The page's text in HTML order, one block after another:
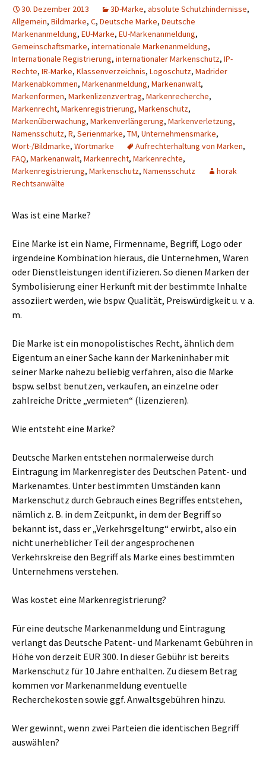
30. Dezember 2013 3D-Marke, absolute Schutzhindernisse,
Allgemein, Bildmarke, C, Deutsche Marke, Deutsche
Markenanmeldung, EU-Marke, EU-Markenanmeldung,
Gemeinschaftsmarke, internationale Markenanmeldung,
Internationale Registrierung, internationaler Markenschutz, IP-
Rechte, IR-Marke, Klassenverzeichnis, Logoschutz, Madrider
Markenabkommen, Markenanmeldung, Markenanwalt,
Markenformen, Markenlizenzvertrag, Markenrecherche,
Markenrecht, Markenregistrierung, Markenschutz,
Markenüberwachung, Markenverlängerung, Markenverletzung,
Namensschutz, R, Serienmarke, TM, Unternehmensmarke,
Wort-/Bildmarke, Wortmarke Aufrechterhaltung von Marken,
FAQ, Markenanwalt, Markenrecht, Markenrechte,
Markenregistrierung, Markenschutz, Namensschutz
horak
Rechtsanwälte
Was ist eine Marke?
Eine Marke ist ein Name, Firmenname, Begriff, Logo oder
irgendeine Kombination hieraus, die Unternehmen, Waren
oder Dienstleistungen identifizieren. So dienen Marken der
Symbolisierung einer Herkunft mit der bestimmte Inhalte
assoziiert werden, wie bspw. Qualität, Preiswürdigkeit u. v. a.
m.
Die Marke ist ein monopolistisches Recht, ähnlich dem
Eigentum an einer Sache kann der Markeninhaber mit
seiner Marke nahezu beliebig verfahren, also die Marke
bspw. selbst benutzen, verkaufen, an einzelne oder
zahlreiche Dritte „vermieten“ (lizenzieren).
Wie entsteht eine Marke?
Deutsche Marken entstehen normalerweise durch
Eintragung im Markenregister des Deutschen Patent- und
Markenamtes. Unter bestimmten Umständen kann
Markenschutz durch Gebrauch eines Begriffes entstehen,
nämlich z. B. in dem Zeitpunkt, in dem der Begriff so
bekannt ist, dass er „Verkehrsgeltung“ erwirbt, also ein
nicht unerheblicher Teil der angesprochenen
Verkehrskreise den Begriff als Marke eines bestimmten
Unternehmens verstehen.
Was kostet eine Markenregistrierung?
Für eine deutsche Markenanmeldung und Eintragung
verlangt das Deutsche Patent- und Markenamt Gebühren in
Höhe von derzeit EUR 300. In dieser Gebühr ist bereits
Markenschutz für 10 Jahre enthalten. Zu diesem Betrag
kommen vor Markenanmeldung eventuelle
Recherchekosten sowie ggf. Anwaltsgebühren hinzu.
Wer gewinnt, wenn zwei Parteien die identischen Begriff
auswählen?